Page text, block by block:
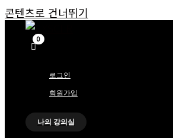
콘텐츠로 건너뛰기
로그인
회원가입
나의 강의실